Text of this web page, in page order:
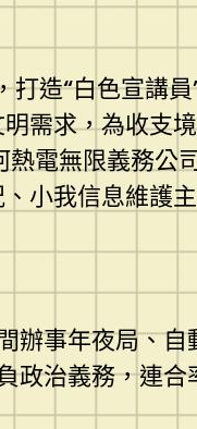
“白色宣講員
需求，為收支
電無限義務公
小我信息維護
事年夜局、自
治義務，連